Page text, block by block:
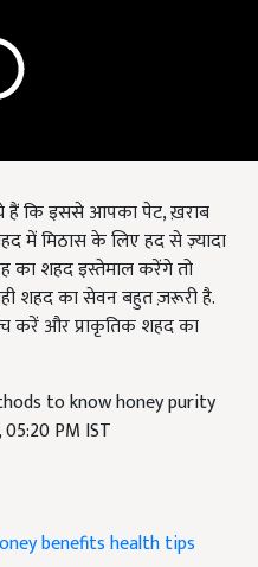
हैं कि इससे आपका पेट, ख़राब
में मिठास के लिए हद से ज़्यादा
का शहद इस्तेमाल करेंगे तो
शहद का सेवन बहुत ज़रूरी है.
करें और प्राकृतिक शहद का
to know honey purity
PM IST
benefitshealth tips